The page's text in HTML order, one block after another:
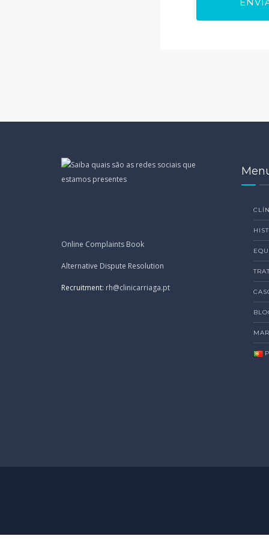
Online Complaints Book
Alternative Dispute Resolution
Recruitment: rh@clinicarriaga.pt